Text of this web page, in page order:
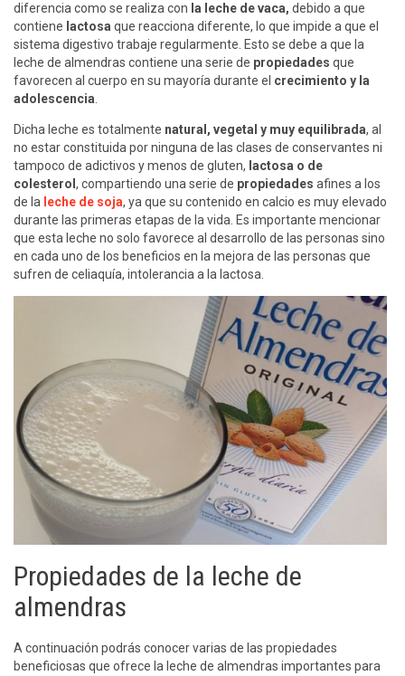
diferencia como se realiza con la leche de vaca, debido a que
contiene lactosa que reacciona diferente, lo que impide a que el
sistema digestivo trabaje regularmente. Esto se debe a que la
leche de almendras contiene una serie de propiedades que
favorecen al cuerpo en su mayoría durante el crecimiento y la
adolescencia.
Dicha leche es totalmente natural, vegetal y muy equilibrada, al
no estar constituida por ninguna de las clases de conservantes ni
tampoco de adictivos y menos de gluten, lactosa o de
colesterol , compartiendo una serie de propiedades afines a los
de la leche de soja, ya que su contenido en calcio es muy elevado
durante las primeras etapas de la vida. Es importante mencionar
que esta leche no solo favorece al desarrollo de las personas sino
en cada uno de los beneficios en la mejora de las personas que
sufren de celiaquía, intolerancia a la lactosa.
Propiedades de la leche de
almendras
A continuación podrás conocer varias de las propiedades
beneficiosas que ofrece la leche de almendras importantes para